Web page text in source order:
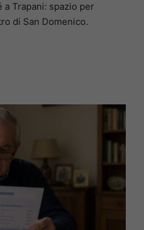
a Trapani: spazio per
di San Domenico.